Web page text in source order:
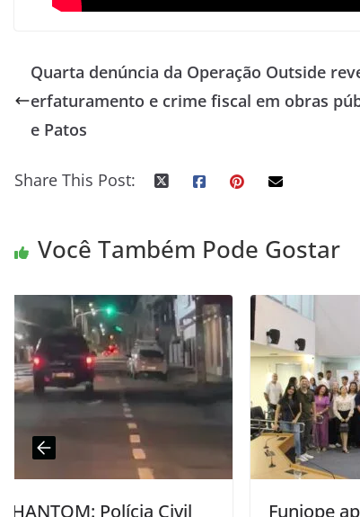
Quarta denúncia da Operação Outside
erfaturamento e crime fiscal em obras
e Patos
Share This Post:
Você Também Pode Gostar
Funjope apoia Semana da Cultura